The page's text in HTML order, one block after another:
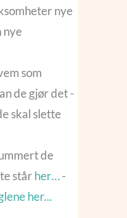
nye
nye
som
de gjør det -
skal slette
de
stårher…-
her...